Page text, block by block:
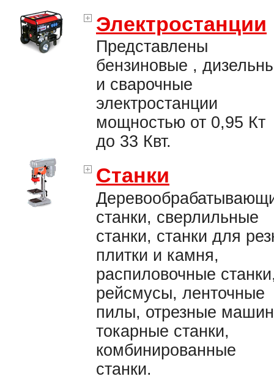
Электростанции
Представлены
бензиновые ,
и сварочные
электростанции
мощностью от 0,95 Кт
до 33 Квт.
Станки
станки, сверлильные
станки, станки для
плитки и камня,
распиловочные
рейсмусы, ленточные
пилы, отрезные
токарные станки,
комбинированные
станки.